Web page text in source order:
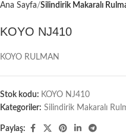
Ana Sayfa Silindirik Makaralı
KOYO NJ410
KOYO RULMAN
Stok kodu: KOYO NJ410
Kategoriler: Silindirik Makaralı
Paylaş: